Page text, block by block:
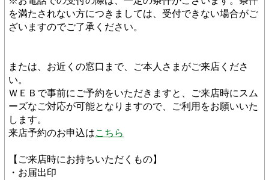
を満たされない方につきましては、受付できない場合がご
ざいますのでご了承ください。
または、お近くの窓口まで、ご本人さまがご来店くださ
い。
ＷＥＢで事前にご予約をいただきますと、ご来店時にスム
ーズなご対応が可能となりますので、ご利用をお願いいた
します。
来店予約のお申込はこちら
【ご来店時にお持ちいただくもの】
・お届出印